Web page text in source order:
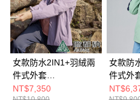
女款防水2IN1+羽絨兩
件式外套
(A1GA2503W霧紫/暗
NT$7,350
女款防
件式外